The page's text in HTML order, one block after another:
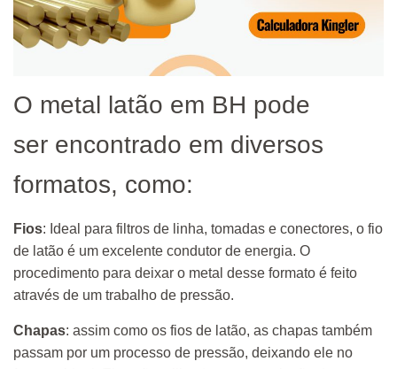
O metal latão em BH pode
ser encontrado em diversos
formatos, como:
Fios: Ideal para filtros de linha, tomadas e conectores, o fio
de latão é um excelente condutor de energia. O
procedimento para deixar o metal desse formato é feito
através de um trabalho de pressão.
Chapas: assim como os fios de latão, as chapas também
passam por um processo de pressão, deixando ele no